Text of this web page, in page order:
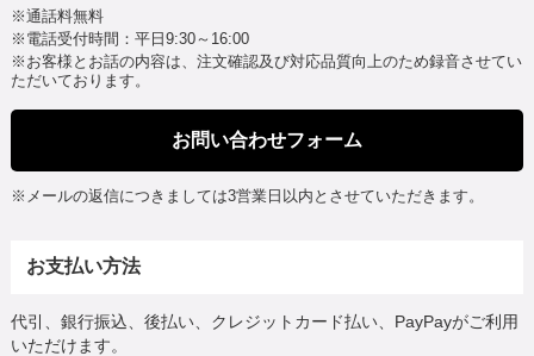
※通話料無料
※電話受付時間：平日9:30～16:00
※お客様とお話の内容は、注文確認及び対応品質向上のため録音させてい
ただいております。
お問い合わせフォーム
※メールの返信につきましては3営業日以内とさせていただきます。
お支払い方法
代引、銀行振込、後払い、クレジットカード払い、PayPayがご利用
いただけます。